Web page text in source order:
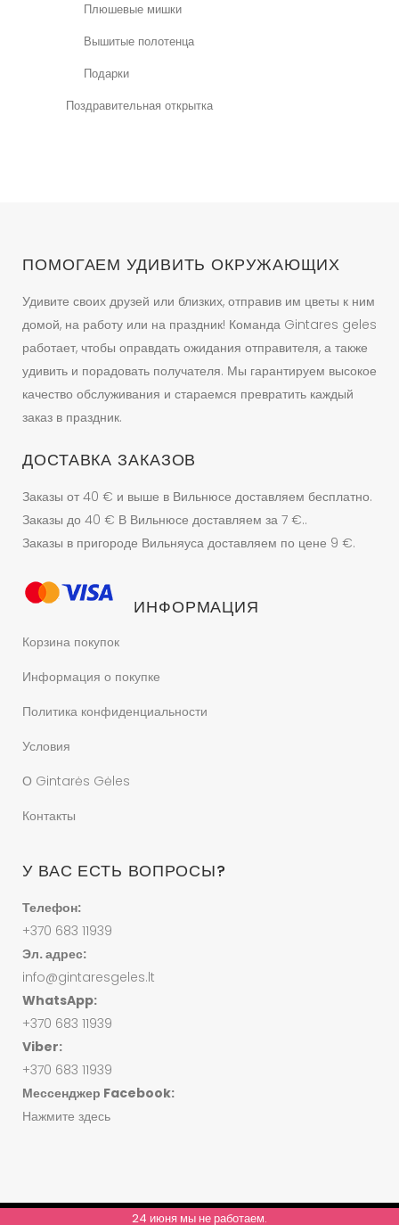
Плюшевые мишки
Вышитые полотенца
Подарки
Поздравительная открытка
ПОМОГАЕМ УДИВИТЬ ОКРУЖАЮЩИХ
Удивите своих друзей или близких, отправив им цветы к ним
домой, на работу или на праздник! Команда Gintares geles
работает, чтобы оправдать ожидания отправителя, а также
удивить и порадовать получателя. Мы гарантируем высокое
качество обслуживания и стараемся превратить каждый
заказ в праздник.
ДОСТАВКА ЗАКАЗОВ
Заказы от 40 € и выше в Вильнюсе доставляем бесплатно.
Заказы до 40 € В Вильнюсе доставляем за 7 €..
Заказы в пригороде Вильняуса доставляем по цене 9 €.
ИНФОРМАЦИЯ
Корзина покупок
Информация о покупке
Политика конфиденциальности
Условия
О Gintarės Gėles
Контакты
У ВАС ЕСТЬ ВОПРОСЫ?
Телефон:
+370 683 11939
Эл. адрес:
info@gintaresgeles.lt
WhatsApp:
+370 683 11939
Viber:
+370 683 11939
Мессенджер Facebook:
Нажмите здесь
© ВСЕ ПРАВА ЗАЩИЩЕНЫ
24 июня мы не работаем.